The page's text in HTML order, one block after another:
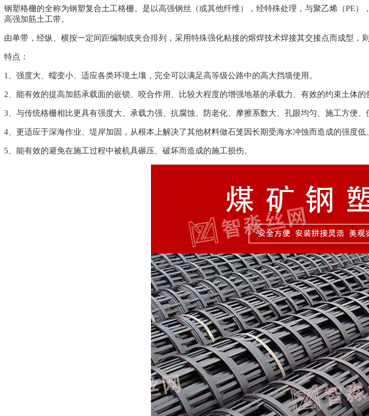
钢塑格栅的全称为钢塑复合土工格栅。是以高强钢丝（或其他纤维），经特殊处理，与聚乙烯（PE
高强加筋土工带。
由单带，经纵、横按一定间距编制或夹合排列，采用特殊强化粘接的熔焊技术焊接其交接点而成型，
特点：
1、强度大、蠕变小、适应各类环境土壤，完全可以满足高等级公路中的高大挡墙使用。
2、能有效的提高加筋承载面的嵌锁、咬合作用、比较大程度的增强地基的承载力、有效的约束土体的
3、与传统格栅相比更具有强度大、承载力强、抗腐蚀、防老化、摩擦系数大、孔眼均匀、施工方便、
4、更适应于深海作业、堤岸加固，从根本上解决了其他材料做石笼因长期受海水冲蚀而造成的强度低
5、能有效的避免在施工过程中被机具碾压、破坏而造成的施工损伤。